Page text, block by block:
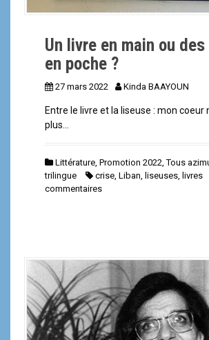
Un livre en main ou
en poche ?
27 mars 2022 Kinda BAAYOUN
Entre le livre et la liseuse : mon coeur
plus…
Littérature, Promotion 2022,Tous
trilingue
crise, Liban, liseuses, livres
commentaires